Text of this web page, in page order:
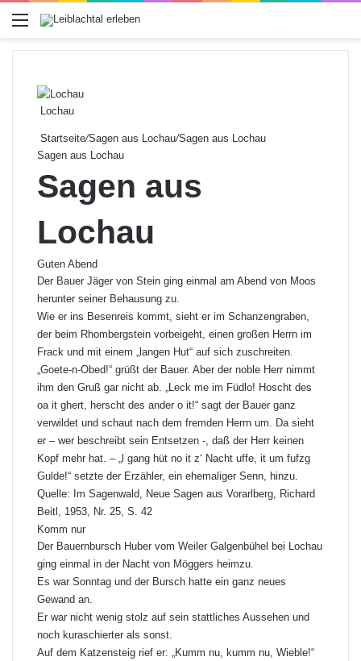
Menü
Lochau
Startseite/Sagen aus Lochau/Sagen aus Lochau
Sagen aus Lochau
Sagen aus
Lochau
Guten Abend
Der Bauer Jäger von Stein ging einmal am Abend von Moos
herunter seiner Behausung zu.
Wie er ins Besenreis kommt, sieht er im Schanzengraben,
der beim Rhombergstein vorbeigeht, einen großen Herrn im
Frack und mit einem „langen Hut“ auf sich zuschreiten.
„Goete-n-Obed!“ grüßt der Bauer. Aber der noble Herr nimmt
ihm den Gruß gar nicht ab. „Leck me im Füdlo! Hoscht des
oa it ghert, herscht des ander o it!“ sagt der Bauer ganz
verwildet und schaut nach dem fremden Herrn um. Da sieht
er – wer beschreibt sein Entsetzen -, daß der Herr keinen
Kopf mehr hat. – „l gang hüt no it z‘ Nacht uffe, it um fufzg
Gulde!“ setzte der Erzähler, ein ehemaliger Senn, hinzu.
Quelle: Im Sagenwald, Neue Sagen aus Vorarlberg, Richard
Beitl, 1953, Nr. 25, S. 42
Komm nur
Der Bauernbursch Huber vom Weiler Galgenbühel bei Lochau
ging einmal in der Nacht von Möggers heimzu.
Es war Sonntag und der Bursch hatte ein ganz neues
Gewand an.
Er war nicht wenig stolz auf sein stattliches Aussehen und
noch kuraschierter als sonst.
Auf dem Katzensteig rief er: „Kumm nu, kumm nu, Wieble!“